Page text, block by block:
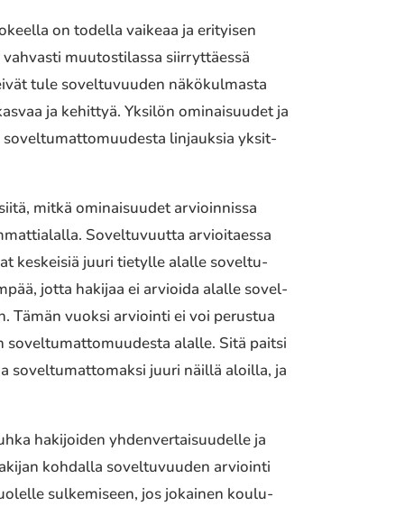
on todella vaikeaa ja erityi­sen
muutos­ti­las­sa siir­ryt­täes­sä
tule sovel­tu­vuu­den näkö­kul­mas­ta
ja kehit­tyä. Yksilön ominai­suu­det ja
sovel­tu­mat­to­muu­des­ta linjauk­sia yksit­
mitkä ominai­suu­det arvioin­nis­sa
Soveltuvuutta arvioi­taes­sa
keskei­siä juuri tietyl­le alalle sovel­tu­
jotta hakijaa ei arvioi­da alalle sovel­
Tämän vuoksi arvioin­ti ei voi perus­tua
sovel­tu­mat­to­muu­des­ta alalle. Sitä paitsi
sovel­tu­mat­to­mak­si juuri näillä aloilla, ja
haki­joi­den yhden­ver­tai­suu­del­le ja
kohdal­la sovel­tu­vuu­den arvioin­ti
sulke­mi­seen, jos jokai­nen koulu­